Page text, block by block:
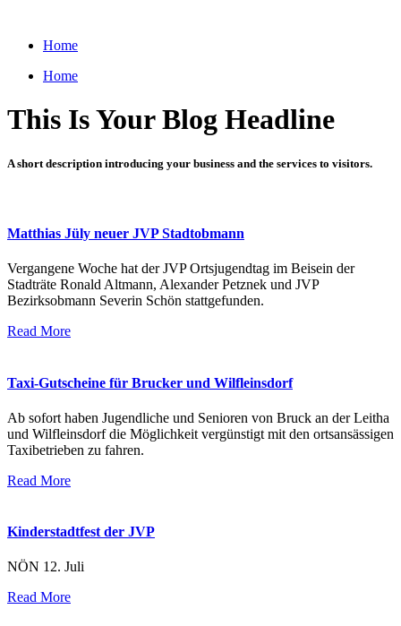
wechselnHome
Home
This Is Your Blog Headline
A short description introducing your business and the services to visitors.
Matthias Jüly neuer JVP Stadtobmann
Vergangene Woche hat der JVP Ortsjugendtag im Beisein der
Stadträte Ronald Altmann, Alexander Petznek und JVP
Bezirksobmann Severin Schön stattgefunden.
Read More
Taxi-Gutscheine für Brucker und Wilfleinsdorf
Ab sofort haben Jugendliche und Senioren von Bruck an der Leitha
und Wilfleinsdorf die Möglichkeit vergünstigt mit den ortsansässigen
Taxibetrieben zu fahren.
Read More
Kinderstadtfest der JVP
NÖN 12. Juli
Read More